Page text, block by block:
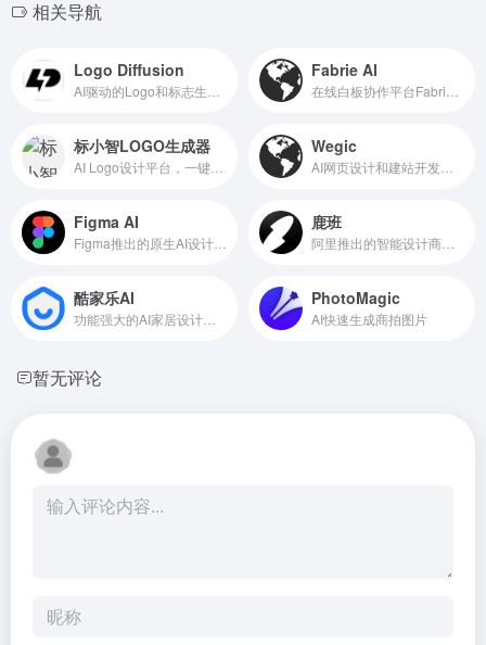
相关导航
Logo Diffusion Fabrie AI
标小智LOGO生成器 Wegic
Figma AI 鹿班
酷家乐AI PhotoMagic
AI快速生成商拍图片
暂无评论